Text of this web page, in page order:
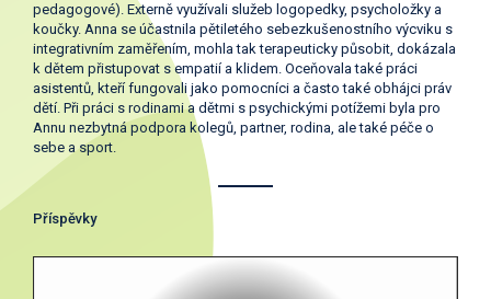
pedagogové). Externě využívali služeb logopedky, psycholožky a
koučky. Anna se účastnila pětiletého sebezkušenostního výcviku s
integrativním zaměřením, mohla tak terapeuticky působit, dokázala
k dětem přistupovat s empatií a klidem. Oceňovala také práci
asistentů, kteří fungovali jako pomocníci a často také obhájci práv
dětí. Při práci s rodinami a dětmi s psychickými potížemi byla pro
Annu nezbytná podpora kolegů, partner, rodina, ale také péče o
sebe a sport.
Příspěvky